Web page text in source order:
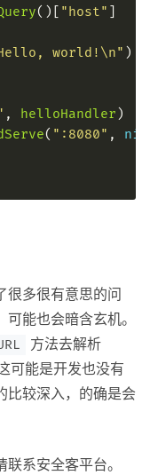
()[ "host"
world!\n"
, helloHandler
( ":8080" , nil
很多很有意思的问
能也会暗含玄机。
方法去解析
可能是开发也没有
比较深入，的确是会
系安全客平台。